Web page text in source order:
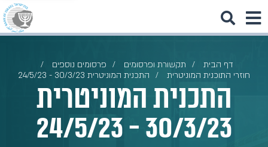
דף הבית תקשורת ופרסומים
פרסומים נוספים
חוזרי התוכנית המוניטרית
התכנית המוניטרית 30/3/23 - 24/5/23
התכנית המוניטרית
30/3/23 - 24/5/23